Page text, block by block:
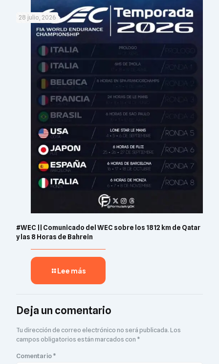
28 julio, 2026
#WEC || Comunicado del WEC sobre los 1812 km de Qatar
y las 8 Horas de Bahrein
Lee más
Deja un comentario
Tu dirección de correo electrónico no será publicada.Los
campos obligatorios están marcados con *
Comentario*